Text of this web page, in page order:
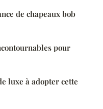
de chapeaux bob
pour
luxe à adopter cette